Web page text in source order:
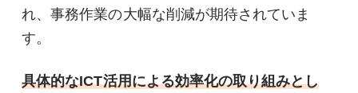
れ、事務作業の大幅な削減が期待されていま
す。
具体的なICT活用による効率化の取り組みとし